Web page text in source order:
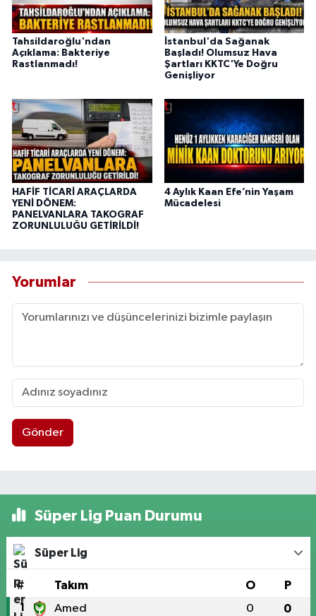
Tahsildaroğlu'ndan
Açıklama: Bakteriye
Rastlanmadı!
İstanbul'da Sağanak
Başladı! Olumsuz Hava
Şartları KKTC'Ye Doğru
Genişliyor
HAFİF TİCARİ ARAÇLARDA
YENİ DÖNEM:
PANELVANLARA TAKOGRAF
ZORUNLULUĞU GETİRİLDİ!
4 Aylık Kaan Efe’nin Yaşam
Mücadelesi
Yorumlar
Gönder
Süper Lig Puan Durumu
Süper Lig
# Takım O P
1 Amed 0 0